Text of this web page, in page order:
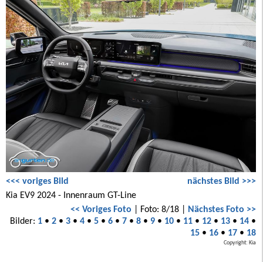
<<< voriges Bild
nächstes Bild >>>
Kia EV9 2024 - Innenraum GT-Line
<< Voriges Foto | Foto: 8/18 |
Nächstes Foto >>
Bilder: 1• 2• 3• 4• 5• 6• 7• 8• 9• 10• 11• 12• 13• 14•
15• 16• 17• 18
Copyright: Kia